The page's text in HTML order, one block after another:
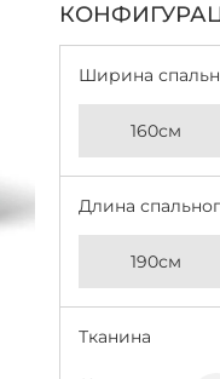
Ширина
160см
Длина
190см
Тканина